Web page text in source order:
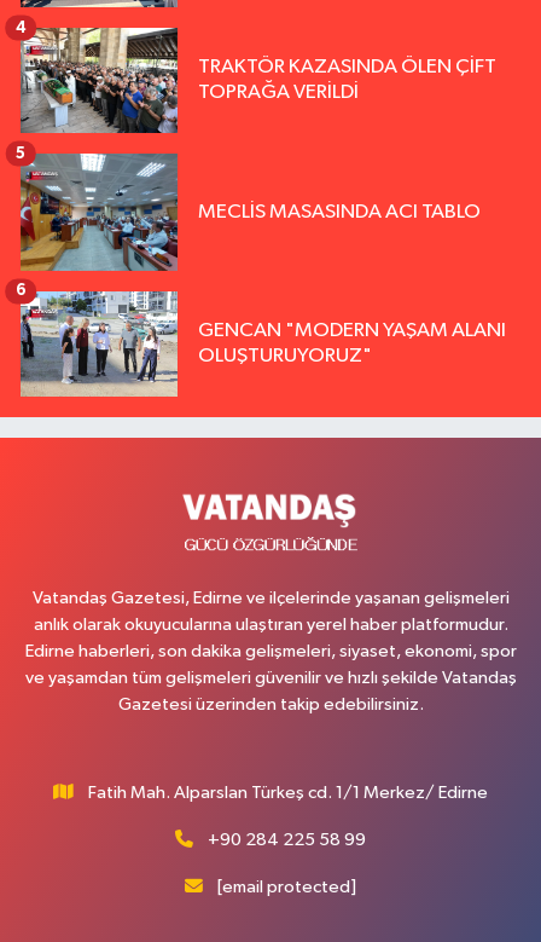
TRAKTÖR KAZASINDA ÖLEN ÇİFT
TOPRAĞA VERİLDİ
4
MECLİS MASASINDA ACI TABLO
5
GENCAN "MODERN YAŞAM ALANI
OLUŞTURUYORUZ"
6
Vatandaş Gazetesi, Edirne ve ilçelerinde yaşanan gelişmeleri
anlık olarak okuyucularına ulaştıran yerel haber platformudur.
Edirne haberleri, son dakika gelişmeleri, siyaset, ekonomi, spor
ve yaşamdan tüm gelişmeleri güvenilir ve hızlı şekilde Vatandaş
Gazetesi üzerinden takip edebilirsiniz.
Fatih Mah. Alparslan Türkeş cd. 1/1 Merkez/ Edirne
+90 284 225 58 99
[email protected]